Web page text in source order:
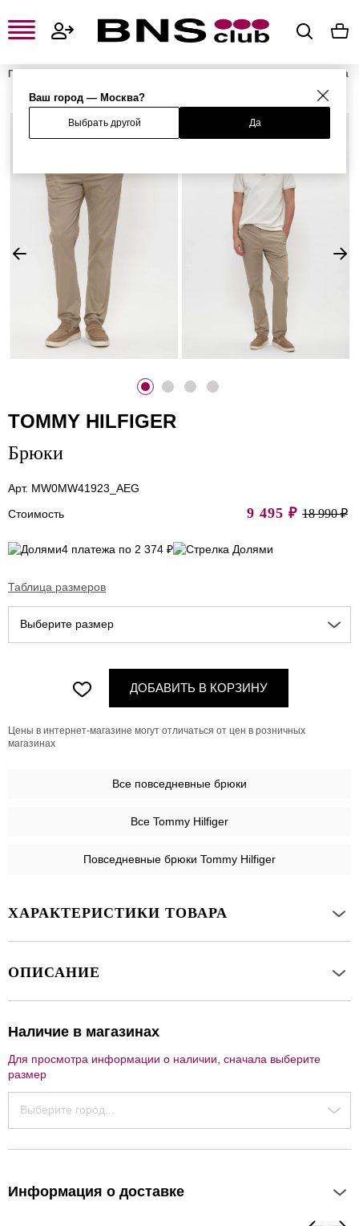
Ваш город — Москва?
Выбрать другой Да
Главная
Мужская одежда
%
TOMMY HILFIGER
Брюки
Арт. MW0MW41923_AEG
Стоимость
9 495 ₽ 18 990 ₽
4 платежа по 2 374 ₽
Таблица размеров
Выберите размер
ДОБАВИТЬ В КОРЗИНУ
Цены в интернет-магазине могут отличаться от цен в розничных
магазинах
Все повседневные брюки
Все Tommy Hilfiger
Повседневные брюки Tommy Hilfiger
ХАРАКТЕРИСТИКИ ТОВАРА
ОПИСАНИЕ
Наличие в магазинах
Для просмотра информации о наличии, сначала выберите
размер
Выберите город...
Информация о доставке